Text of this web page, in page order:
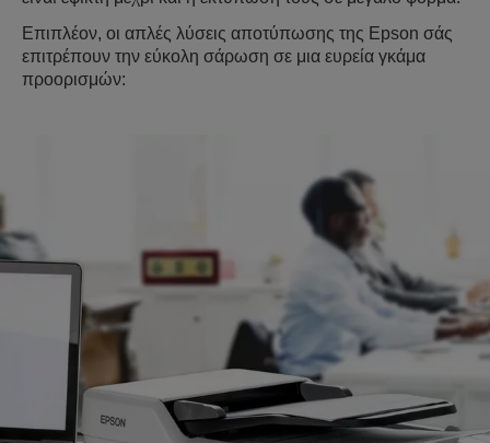
Επιπλέον, οι απλές λύσεις αποτύπωσης της Epson σάς
επιτρέπουν την εύκολη σάρωση σε μια ευρεία γκάμα
προορισμών: